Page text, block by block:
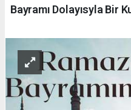
Bayramı Dolayısyla Bir